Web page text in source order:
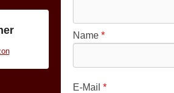
Name *
E-Mail *